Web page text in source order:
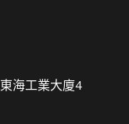
海工業大廈4